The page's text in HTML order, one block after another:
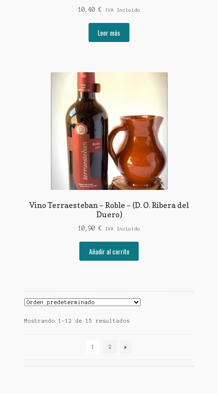
10,40 € IVA Incluido
Leer más
Vino Terraesteban – Roble – (D. O. Ribera del
Duero)
10,90 € IVA Incluido
Añadir al carrito
Mostrando 1–12 de 15 resultados
1 2